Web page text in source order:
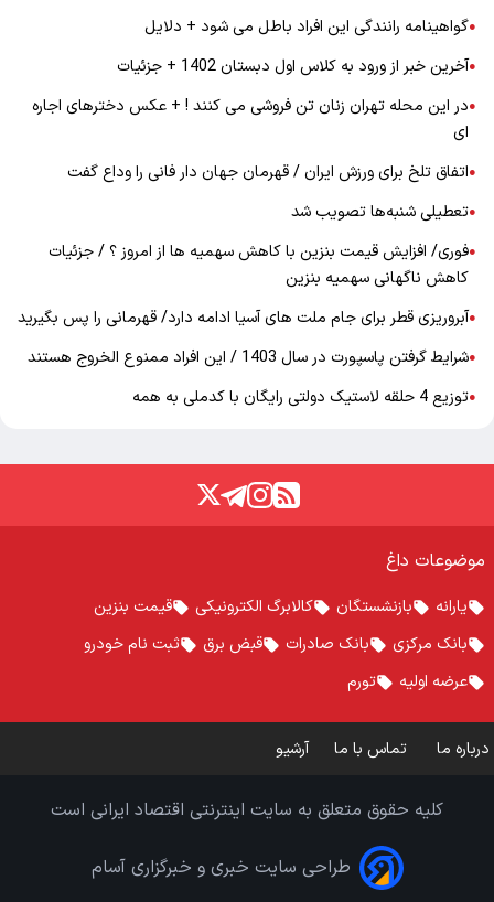
●گواهینامه رانندگی این افراد باطل می شود + دلایل
●آخرین خبر از ورود به کلاس اول دبستان 1402 + جزئیات
●در این محله تهران زنان تن فروشی می کنند ! + عکس دخترهای اجاره
ای
●اتفاق تلخ برای ورزش ایران / قهرمان جهان دار فانی را وداع گفت
●تعطیلی شنبه‌ها تصویب شد
●فوری/ افزایش قیمت بنزین با کاهش سهمیه ها از امروز ؟ / جزئیات
کاهش ناگهانی سهمیه بنزین
●آبروریزی قطر برای جام ملت های آسیا ادامه دارد/ قهرمانی را پس بگیرید
●شرایط گرفتن پاسپورت در سال 1403 / این افراد ممنوع الخروج هستند
●توزیع 4 حلقه لاستیک دولتی رایگان با کدملی به همه
موضوعات داغ
یارانه بازنشستگان کالابرگ الکترونیکی
قیمت بنزین
بانک مرکزی
بانک صادرات قبض برق
ثبت نام خودرو
عرضه اولیه
تورم
درباره ما تماس با ما آرشیو
کلیه حقوق متعلق به سایت اینترنتی اقتصاد ایرانی است
طراحی سایت خبری و خبرگزاری آسام